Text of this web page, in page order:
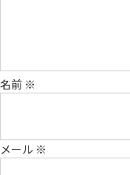
名前 ※
メール ※